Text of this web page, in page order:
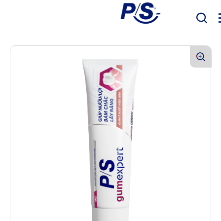
Mục Tiêu
Sức khỏe răng miệng